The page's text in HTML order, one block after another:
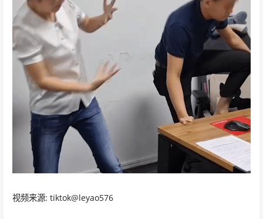
视频来源: tiktok@leyao576